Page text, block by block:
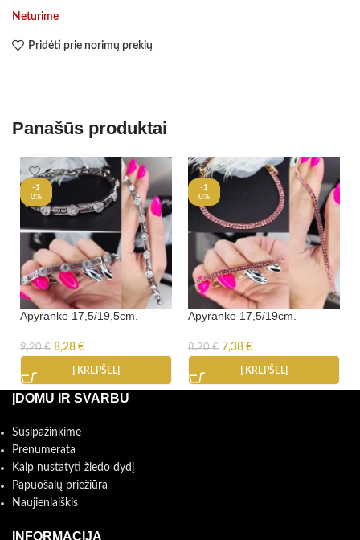
Neturime
Pridėti prie norimų prekių
Panašūs produktai
-1
0%
Apyrankė 17,5/19,5cm.
9,20€ 8,28 €
Į KREPŠELĮ
-1
0%
Apyrankė 17,5/19cm.
8,20€ 7,38 €
Į KREPŠELĮ
ĮDOMU IR SVARBU
Susipažinkime
Prenumerata
Kaip nustatyti žiedo dydį
Papuošalų priežiūra
Naujienlaiškis
INFORMACIJA